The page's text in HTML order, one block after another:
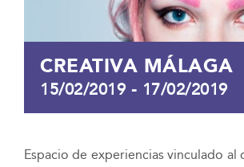
CREATIVA MÁLAGA
15/02/2019 - 17/02/2019
Espacio de experiencias vinculado